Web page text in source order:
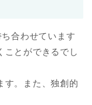
合わせています
ことができるでし
す。また、独創的